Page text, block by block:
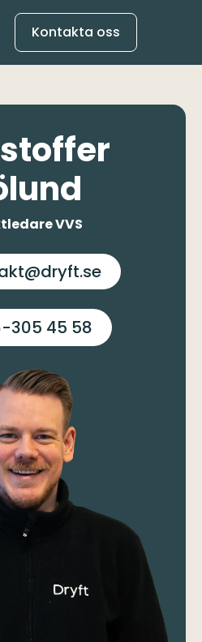
Kontakta oss
VVS
305 45 58